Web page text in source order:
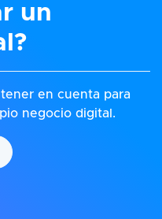
un
en cuenta para
negocio digital.